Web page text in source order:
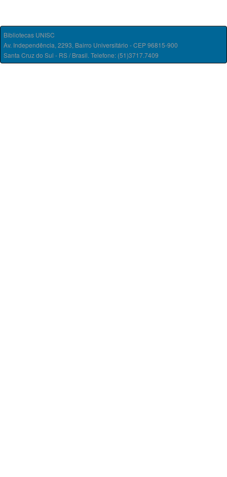
Bibliotecas UNISC
Av. Independência, 2293, Bairro Universitário - CEP 96815-900
Santa Cruz do Sul - RS / Brasil. Telefone: (51)3717.7409